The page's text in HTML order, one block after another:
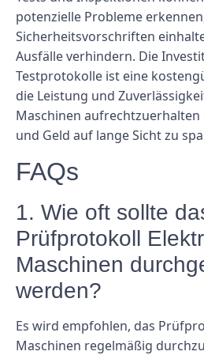
potenzielle Probleme
Sicherheitsvorschriften
Ausfälle verhindern. Die
Testprotokolle ist eine
die Leistung und
Maschinen
und Geld auf lange Sicht zu
FAQs
1. Wie oft sollte
Prüfprotokoll
Maschinen
werden?
Es wird empfohlen, das
Maschinen regelmäßig